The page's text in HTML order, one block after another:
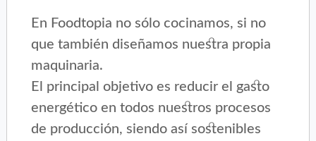
En Foodtopia no sólo cocinamos, si no
que también diseñamos nuestra propia
maquinaria.
El principal objetivo es reducir el gasto
energético en todos nuestros procesos
de producción, siendo así sostenibles